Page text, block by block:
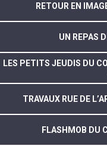
RETOUR EN
UN REPAS
LES PETITS JEUDIS DU
TRAVAUX RUE DE
FLASHMOB DU